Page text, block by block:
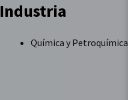
Industria
Química y Petroquímica